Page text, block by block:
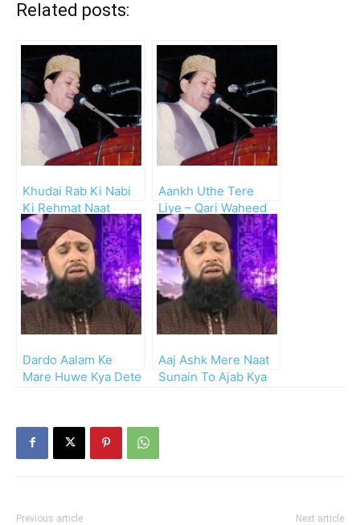
Related posts:
Khudai Rab Ki Nabi
Ki Rehmat Naat
Aankh Uthe Tere
Liye – Qari Waheed
Zafar Qasmi
Dardo Aalam Ke
Mare Huwe Kya Dete
Aaj Ashk Mere Naat
Sunain To Ajab Kya
Previous article Next article